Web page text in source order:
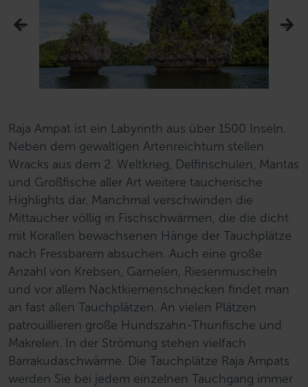
Raja Ampat ist ein Labyrinth aus über 1500 Inseln.
Neben dem gewaltigen Artenreichtum stellen
Wracks aus dem 2. Weltkrieg, Delfinschulen, Mantas
und Großfische aller Art weitere taucherische
Highlights dar. Manchmal verschwinden die
Mittaucher völlig in Fischschwärmen, die die dicht
mit Korallen bewachsenen Hänge der Tauchplätze
nach Fressbarem absuchen. Auch eine große
Anzahl von Krebsen, Garnelen, Riesenmuscheln
und vor allem Nacktkiemenschnecken findet man
an fast allen Tauchplätzen. An vielen Plätzen
patrouillieren große Hundszahn-Thunfische und
Makrelen. In der Strömung stehen vielfach
Barrakudaschwärme. Die Tauchplätze Raja Ampats
werden Sie bei jedem einzelnen Tauchgang immer